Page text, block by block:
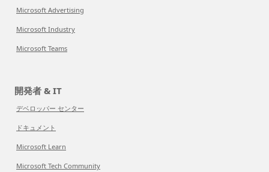
Microsoft Advertising
Microsoft Industry
Microsoft Teams
開発者 & IT
デベロッパー センター
ドキュメント
Microsoft Learn
Microsoft Tech Community